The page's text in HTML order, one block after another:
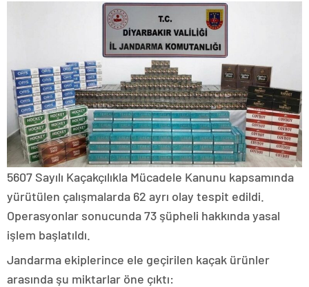
5607 Sayılı Kaçakçılıkla Mücadele Kanunu kapsamında
yürütülen çalışmalarda 62 ayrı olay tespit edildi.
Operasyonlar sonucunda 73 şüpheli hakkında yasal
işlem başlatıldı.
Jandarma ekiplerince ele geçirilen kaçak ürünler
arasında şu miktarlar öne çıktı: